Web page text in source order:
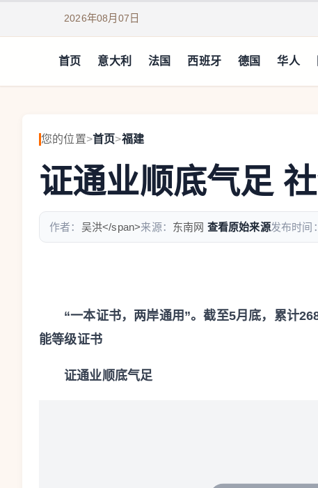
2026年08月07日
首页 意大利 法国 西班牙 德国 华人
您的位置>首页>福建
证通业顺底气足
作者： 吴洪</span>来源： 东南网 查看原始来源发布时间：
“一本证书，两岸通用”。截至5月底，累计
能等级证书
证通业顺底气足